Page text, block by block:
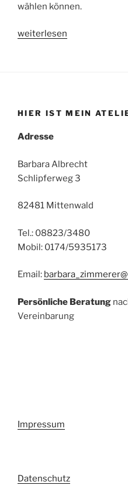
wählen können.
„Catwalk“
weiterlesen
HIER IST MEIN
Adresse
Barbara Albrecht
Schlipferweg 3
82481 Mittenwald
Tel.: 08823/3480
Mobil: 0174/5935173
Email:
Persönliche Beratung
Vereinbarung
Impressum
Datenschutz